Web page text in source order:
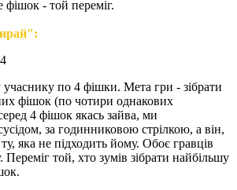
фішок - той переміг.
по 4 фішки. Мета гри - зібрати
фішок (по чотири однакових
4 фішок якась зайва, ми
за годинниковою стрілкою, а він,
яка не підходить йому. Обоє гравців
той, хто зумів зібрати найбільшу